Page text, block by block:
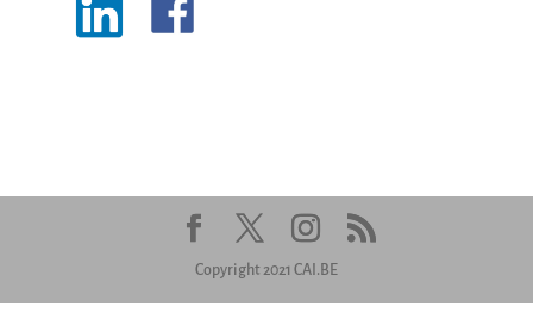
Copyright 2021 CAI.BE